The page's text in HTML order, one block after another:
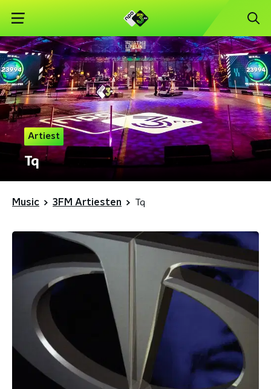
Artiest
Tq
Music 3FM Artiesten Tq